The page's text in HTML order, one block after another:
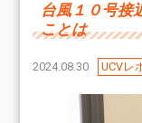
台風１０号
ことは
2024.08.30 UCVレ